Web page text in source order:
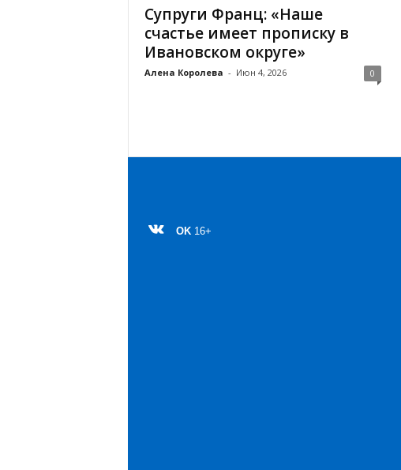
Супруги Франц: «Наше
счастье имеет прописку в
Ивановском округе»
Алена Королева - Июн 4, 2026 0
OK 16+